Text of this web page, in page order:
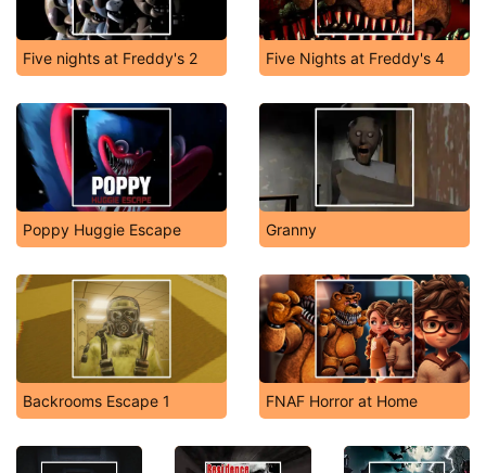
Five nights at Freddy's 2 Five Nights at Freddy's 4
Poppy Huggie Escape Granny
Backrooms Escape 1 FNAF Horror at Home